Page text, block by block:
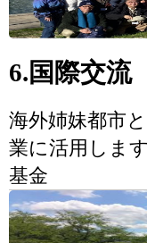
6.国際交流
海外姉妹都市
業に活用しま
基金